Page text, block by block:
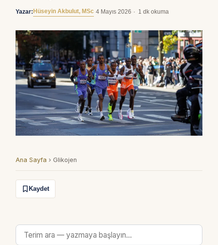
Yazar: Hüseyin Akbulut, MSc 4 Mayıs 2026 1 dk okuma
Ana Sayfa › Glikojen
Kaydet